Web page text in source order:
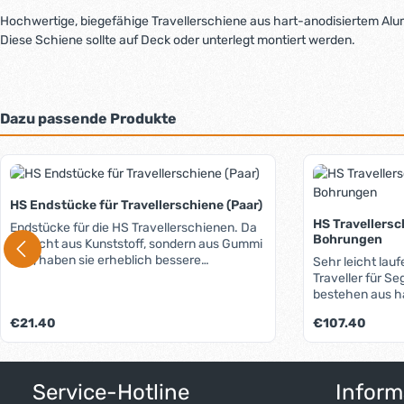
Hochwertige, biegefähige Travellerschiene aus hart-anodisiertem
Diese Schiene sollte auf Deck oder unterlegt montiert werden.
Dazu passende Produkte
Produktgalerie überspringen
HS Endstücke für Travellerschiene (Paar)
Endstücke für die HS Travellerschienen. Da
sie nicht aus Kunststoff, sondern aus Gummi
sind, haben sie erheblich bessere
Endstücken lohnt sich...).
Regulärer Preis:
€21.40
HS
Bohrungen
Sehr leicht
Traveller für
bestehen aus
umlaufend.
hart-
Regulärer Preis:
€107.40
Service-Hotline